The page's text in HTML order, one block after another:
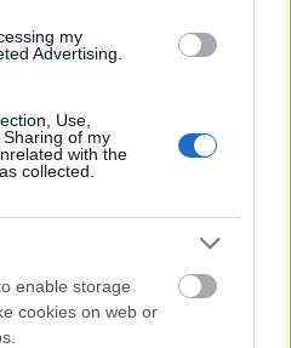
my
Advertising.
Use,
of my
with the
collected.
enable storage
cookies on web or
effekttel
nagyon szerethető,